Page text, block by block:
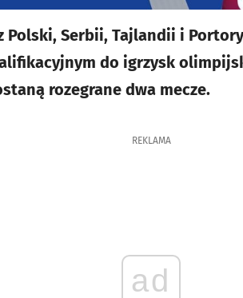
Polski, Serbii, Tajlandii i
do igrzysk
rozegrane dwa mecze.
REKLAMA
ad